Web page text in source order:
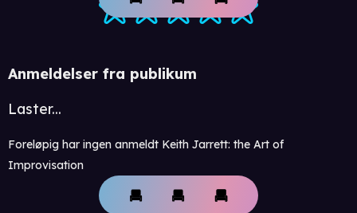
Anmeldelser fra publikum
Laster...
Foreløpig har ingen anmeldt Keith Jarrett: the Art of
Improvisation